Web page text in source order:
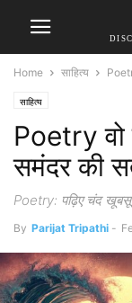
Home साहित्य
साहित्य
Poetry वो
समंदर की
Poetry: पढ़िए चंद
By Parijat Tripathi -